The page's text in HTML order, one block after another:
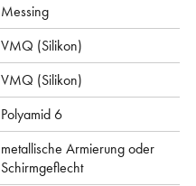
Messing
VMQ (Silikon)
VMQ (Silikon)
Polyamid 6
metallische Armierung oder
Schirmgeflecht